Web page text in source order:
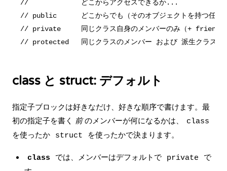
//             どこからアクセスできるか...
// public      どこからでも（そのオブジェクトを持つ任意
// private     同じクラス自身のメンバーのみ（+ friend）
class と struct: デフォルト
指定子ブロックは好きなだけ、好きな順序で書けます。最
初の指定子を書く
前のメンバーが何になるかは、 class
を使ったか struct を使ったかで決まります。
class では、メンバーはデフォルトで private
で